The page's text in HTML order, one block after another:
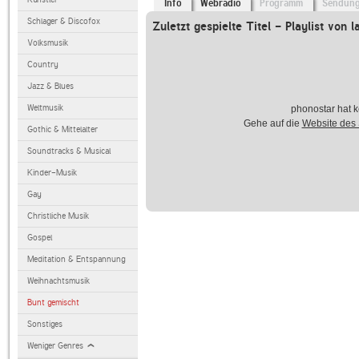
Schlager & Discofox
Volksmusik
Country
Jazz & Blues
Weltmusik
Gothic & Mittelalter
Soundtracks & Musical
Kinder-Musik
Gay
Christliche Musik
Gospel
Meditation & Entspannung
Weihnachtsmusik
Bunt gemischt
Sonstiges
Weniger Genres
Info Webradio Programm
Zuletzt gespielte Titel - Playlist von
phonostar hat
Gehe auf die Website des